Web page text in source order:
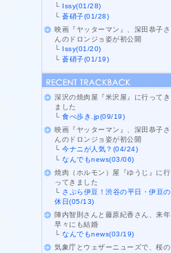
└ Issy(01/28)
└蒼硝子(01/28)
映画『ヤッターマン』、深田恭子さ
んのドロンジョ姿が初公開
└ Issy(01/20)
└蒼硝子(01/19)
深沢の焼肉屋『米沢屋』に行ってき
ました
└食べ歩き.jp(09/19)
映画『ヤッターマン』、深田恭子さ
んのドロンジョ姿が初公開
└今ナニが人気？(04/24)
└なんでもnews(03/06)
焼肉（ホルモン）屋『ゆうじ』に行
ってきました
└ さぷら伊豆！渋谷の平日・伊豆の
休日(05/13)
陣内智則さんと藤原紀香さん、来年
早々にも結婚
└なんでもnews(03/19)
気象庁とウェザーニューズで、桜の